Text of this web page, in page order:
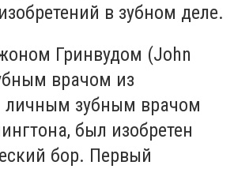
в зубном деле.
Гринвудом (John
врачом из
личным зубным врачом
был изобретен
бор. Первый